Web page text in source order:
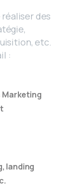
des
etc.
:
Marketing
landing